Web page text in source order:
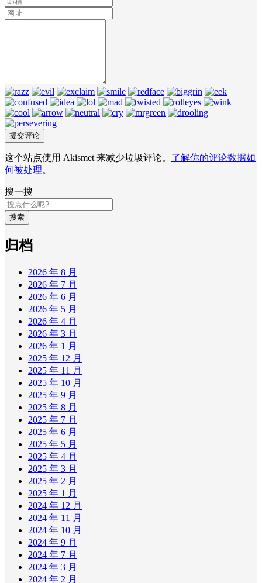
这个站点使用 Akismet 来减少垃圾评论。 了解你的评论数据如
何被处理。
搜一搜
搜索
归档
2026 年 8 月
2026 年 7 月
2026 年 6 月
2026 年 5 月
2026 年 4 月
2026 年 3 月
2026 年 1 月
2025 年 12 月
2025 年 11 月
2025 年 10 月
2025 年 9 月
2025 年 8 月
2025 年 7 月
2025 年 6 月
2025 年 5 月
2025 年 4 月
2025 年 3 月
2025 年 2 月
2025 年 1 月
2024 年 12 月
2024 年 11 月
2024 年 10 月
2024 年 9 月
2024 年 7 月
2024 年 3 月
2024 年 2 月